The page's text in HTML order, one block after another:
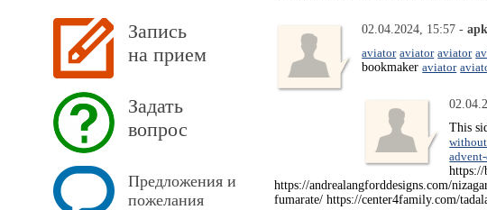
Запись
на прием
Задать
вопрос
Предложения и
пожелания
02.04.2024, 15:57 -
aviator aviator aviator
bookmakeraviator
This
https://
https://andrealangforddesigns.com/
fumarate/ https://center4family.com/